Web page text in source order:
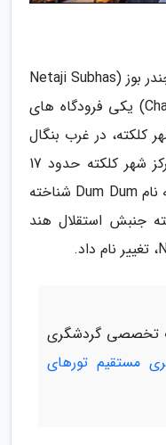
فرودگاه بین المللی نتاجی سبهاش چندر بوز (Netaji Subhas
Chandra Bose International Airport) یکی فرودگاه های
کلکته، در غرب بنگال
قرار گرفته است و فاصله اش تا مرکز شهر کلکته حدود 17
کیلومتر است. این فرودگاه که قبلا به نام Dum Dum شناخته
جنبش استقلال هند
تخصصی گردشگری
مستقیم تورهای